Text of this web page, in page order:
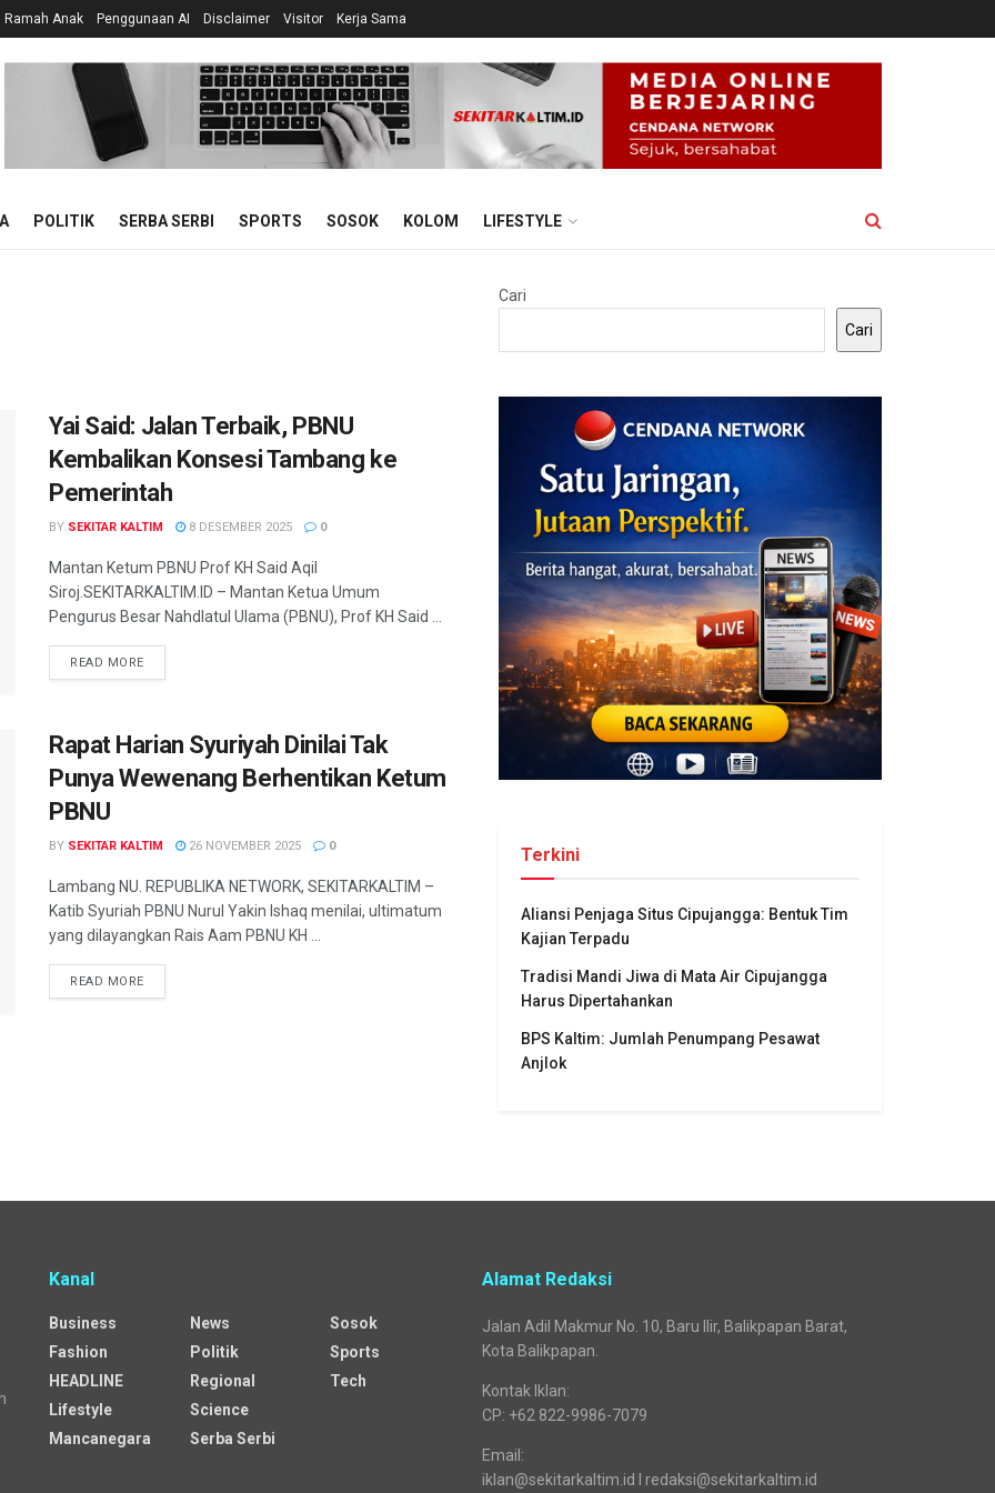
Ramah Anak Penggunaan AI Disclaimer Visitor Kerja Sama
POLITIK SERBA SERBI SPORTS SOSOK KOLOM LIFESTYLE
Yai Said: Jalan Terbaik, PBNU
Kembalikan Konsesi Tambang ke
Pemerintah
BY SEKITAR KALTIM 8 DESEMBER 2025 0
Mantan Ketum PBNU Prof KH Said Aqil
Siroj.SEKITARKALTIM.ID – Mantan Ketua Umum
Pengurus Besar Nahdlatul Ulama (PBNU), Prof KH Said ...
READ MORE
Rapat Harian Syuriyah Dinilai Tak
Punya Wewenang Berhentikan Ketum
PBNU
BY SEKITAR KALTIM 26 NOVEMBER 2025 0
Lambang NU. REPUBLIKA NETWORK, SEKITARKALTIM –
Katib Syuriah PBNU Nurul Yakin Ishaq menilai, ultimatum
yang dilayangkan Rais Aam PBNU KH ...
READ MORE
Cari
Cari
Terkini
Aliansi Penjaga Situs Cipujangga: Bentuk Tim
Kajian Terpadu
Tradisi Mandi Jiwa di Mata Air Cipujangga
Harus Dipertahankan
BPS Kaltim: Jumlah Penumpang Pesawat
Anjlok
Kanal
Business
Fashion
HEADLINE
Lifestyle
Mancanegara
News
Politik
Regional
Science
Serba Serbi
Sosok
Sports
Tech
Alamat Redaksi
Jalan Adil Makmur No. 10, Baru Ilir, Balikpapan Barat,
Kota Balikpapan.
Kontak Iklan:
CP: +62 822-9986-7079
Email:
iklan@sekitarkaltim.id I redaksi@sekitarkaltim.id